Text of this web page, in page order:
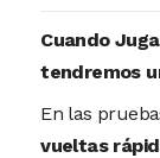
Cuando
tendremos
En las
vueltas